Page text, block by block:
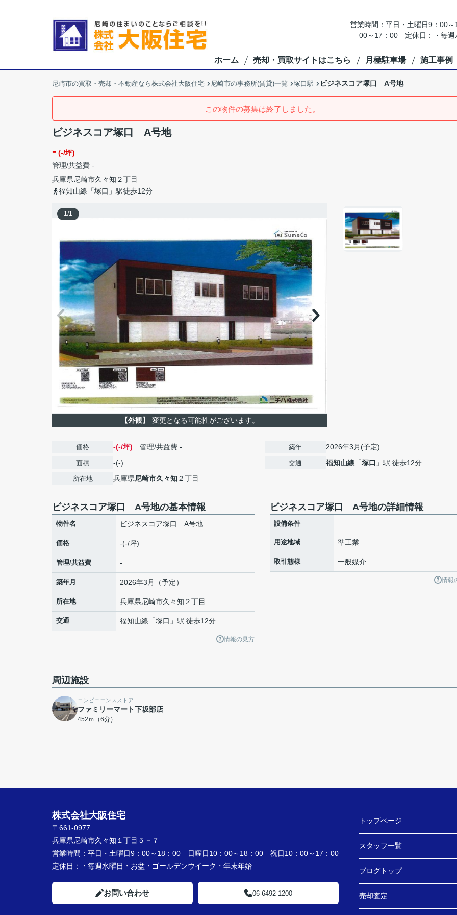
営業時間：平日・土曜日9：00
00～17：00 定休日：・毎週
ホーム 売却・買取サイトはこちら 月極駐車場 施工事例
尼崎市の買取・売却・不動産なら株式会社大阪住宅 尼崎市の事務所(賃貸)一覧 塚口駅 ビジネスコア塚口 A号地
この物件の募集は終了しました。
ビジネスコア塚口 A号地
- (-/坪)
管理/共益費 -
兵庫県尼崎市久々知 ２丁目
福知山線「塚口」駅徒歩12分
1/1
【外観】 変更となる可能性がございます。
価格 -(-/坪) 管理/共益費 -
面積 -(-)
所在地 兵庫県尼崎市久々知２丁目
築年 2026年3月(予定)
交通 福知山線 「塚口 」駅 徒歩12分
ビジネスコア塚口 A号地の基本情報
物件名 ビジネスコア塚口 A号地
価格 -(-/坪)
管理/共益費 -
築年月 2026年3月（予定）
所在地 兵庫県尼崎市久々知 ２丁目
交通 福知山線 「塚口 」駅 徒歩12分
情報の見方
ビジネスコア塚口 A号地の詳細情報
設備条件
用途地域 準工業
取引態様 一般媒介
情報
周辺施設
コンビニエンスストア
ファミリーマート下坂部店
452ｍ（6分）
株式会社大阪住宅
〒661-0977
兵庫県尼崎市久々知１丁目５－７
営業時間： 平日・土曜日9：00～18：00 日曜日10：00～18：00 祝日10：00～17：00
定休日：
・毎週水曜日・お盆・ゴールデンウイーク・年末年始
お問い合わせ 06-6492-1200
トップページ
スタッフ一覧
ブログトップ
売却査定